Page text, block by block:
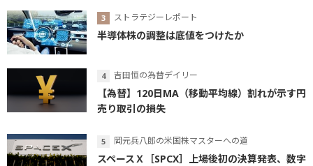
ストラテジーレポート
半導体株の調整は底値をつけたか
吉田恒の為替デイリー
【為替】120日MA（移動平均線）割れが示す円
売り取引の損失
岡元兵八郎の米国株マスターへの道
スペースＸ［SPCX］上場後初の決算発表、数字